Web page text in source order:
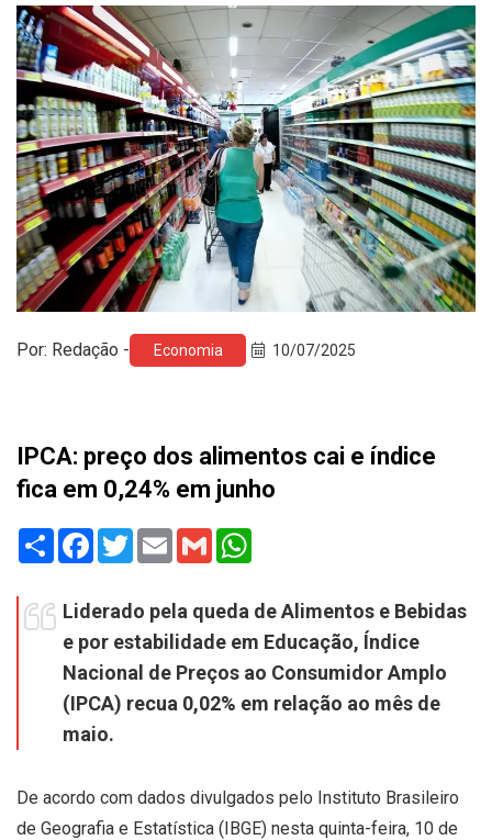
Por: Redação - Economia 10/07/2025
IPCA: preço dos alimentos cai e índice
fica em 0,24% em junho
Share Facebook
TwitterEmail Gmail
Liderado pela queda de Alimentos e Bebidas
e por estabilidade em Educação, Índice
Nacional de Preços ao Consumidor Amplo
(IPCA) recua 0,02% em relação ao mês de
maio.
De acordo com dados divulgados pelo Instituto Brasileiro
de Geografia e Estatística (IBGE) nesta quinta-feira, 10 de